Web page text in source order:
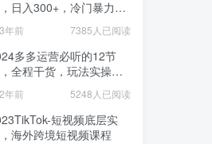
日入300+，冷门暴力引
3年前 7385人已阅读
多多运营必听的12节
全程干货，玩法实操，
方案尽在掌握
2年前 5248人已阅读
短视频底层实
海外跨境短视频课程